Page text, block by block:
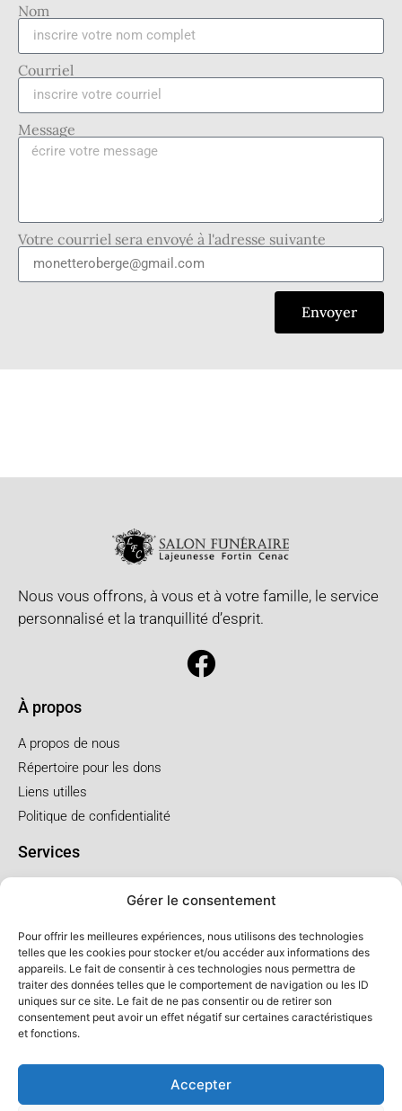
Gérer le consentement
Pour offrir les meilleures expériences, nous utilisons des technologies
telles que les cookies pour stocker et/ou accéder aux informations des
appareils. Le fait de consentir à ces technologies nous permettra de
traiter des données telles que le comportement de navigation ou les ID
uniques sur ce site. Le fait de ne pas consentir ou de retirer son
consentement peut avoir un effet négatif sur certaines caractéristiques
et fonctions.
Accepter
Nom
Courriel
Message
Votre courriel sera envoyé à l'adresse suivante
Envoyer
Nous vous offrons, à vous et à votre famille, le service
personnalisé et la tranquillité d’esprit.
À propos
A propos de nous
Répertoire pour les dons
Liens utilles
Politique de confidentialité
Services
Funérailles au salon
Forfaits et prix
Forfait crémation
Forfait service à l'église